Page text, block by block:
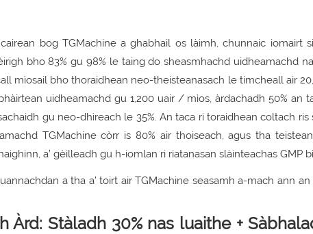
bog TGMachine a ghabhail os làimh, chunnaic iomairt
bho 83% gu 98% le taing do sheasmhachd uidheamachd
mìosail bho thoraidhean neo-theisteanasach le timcheall air
uidheamachd gu 1,200 uair / mìos, àrdachadh 50% an
gu neo-dhìreach le 35%. An taca ri toraidhean coltach ris
TGMachine còrr is 80% air thoiseach, agus tha
a’ gèilleadh gu h-iomlan ri riatanasan slàinteachas GMP
Àrd: Stàladh 30% nas luaithe +